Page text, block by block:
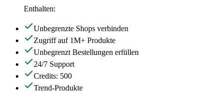
Enthalten:
Unbegrenzte Shops verbinden
Zugriff auf 1M+ Produkte
Unbegrenzt Bestellungen erfüllen
24/7 Support
Credits: 500
Trend-Produkte